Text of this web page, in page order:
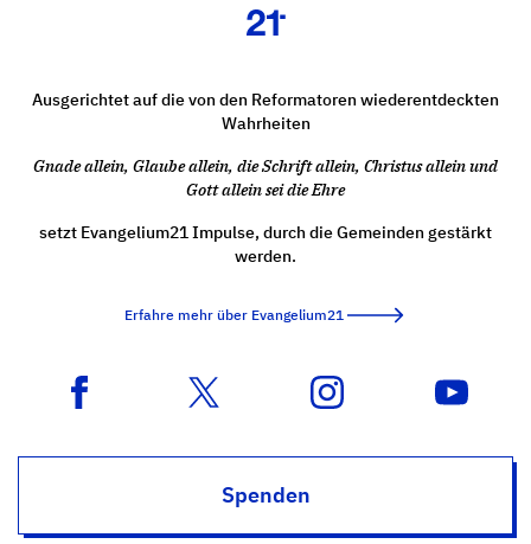
Ausgerichtet auf die von den Reformatoren wiederentdeckten
Wahrheiten
Gnade allein, Glaube allein, die Schrift allein, Christus allein und
Gott allein sei die Ehre
setzt Evangelium21 Impulse, durch die Gemeinden gestärkt
werden.
Erfahre mehr über Evangelium21
Spenden